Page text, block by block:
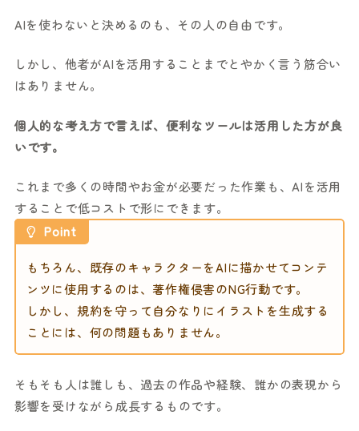
AIを使わないと決めるのも、その人の自由です。
しかし、他者がAIを活用することまでとやかく言う筋合い
はありません。
個人的な考え方で言えば、便利なツールは活用した方が良
いです。
これまで多くの時間やお金が必要だった作業も、AIを活用
することで低コストで形にできます。
Point
もちろん、既存のキャラクターをAIに描かせてコンテ
ンツに使用するのは、著作権侵害のNG行動です。
しかし、規約を守って自分なりにイラストを生成する
ことには、何の問題もありません。
そもそも人は誰しも、過去の作品や経験、誰かの表現から
影響を受けながら成長するものです。